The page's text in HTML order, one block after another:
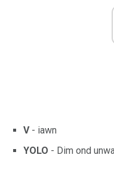
V- iawn
YOLO - Dim ond